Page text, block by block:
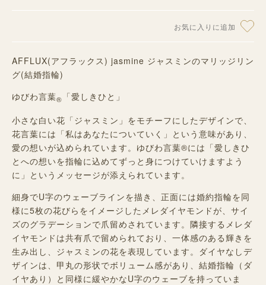
お気に入りに追加
AFFLUX(アフラックス) jasmine ジャスミンのマリッジリン
グ(結婚指輪)
ゆびわ言葉® 「愛しきひと」
小さな白い花「ジャスミン」をモチーフにしたデザインで、
花言葉には「私はあなたについていく」という意味があり、
愛の想いが込められています。ゆびわ言葉®には「愛しきひ
とへの想いを指輪に込めてずっと身につけていけますよう
に」というメッセージが添えられています。
細身でU字のウェーブラインを描き、正面には婚約指輪を同
様に5枚の花びらをイメージしたメレダイヤモンドが、サイ
ズのグラデーションで爪留めされています。隣接するメレダ
イヤモンドは共有爪で留められており、一体感のある輝きを
生み出し、ジャスミンの花を表現しています。ダイヤなしデ
ザインは、甲丸の形状でボリューム感があり、結婚指輪（ダ
イヤあり）と同様に緩やかなU字のウェーブを持っていま